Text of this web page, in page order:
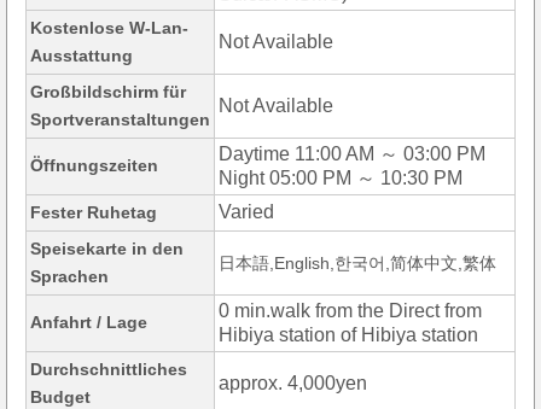
Kostenlose W-Lan-
Ausstattung
Not Available
Großbildschirm für
Sportveranstaltungen
Not Available
Öffnungszeiten
Daytime 11:00 AM ～ 03:00 PM
Night 05:00 PM ～ 10:30 PM
Fester Ruhetag Varied
Speisekarte in den
Sprachen
日本語,English,한국어,简体中文,繁体
Anfahrt / Lage
0 min.walk from the Direct from
Hibiya station of Hibiya station
Durchschnittliches
Budget
approx. 4,000yen